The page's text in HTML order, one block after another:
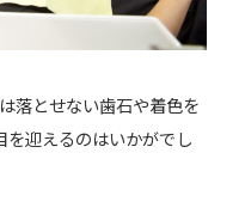
落とせない歯石や着色を
迎えるのはいかがでし